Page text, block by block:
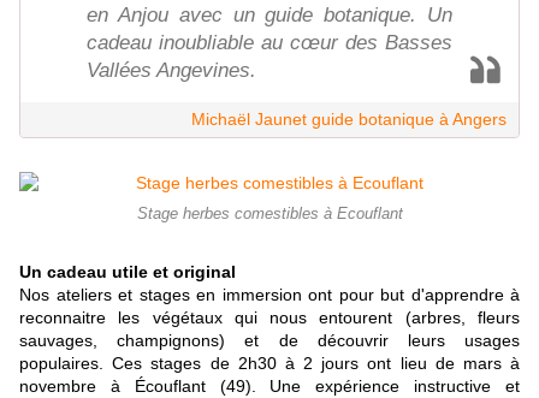
en Anjou avec un guide botanique. Un
cadeau inoubliable au cœur des Basses
Vallées Angevines.
Michaël Jaunet guide botanique à Angers
Stage herbes comestibles à Ecouflant
Un cadeau utile et original
Nos ateliers et stages en immersion ont pour but d'apprendre à
reconnaitre les végétaux qui nous entourent (arbres, fleurs
sauvages, champignons) et de découvrir leurs usages
populaires. Ces stages de 2h30 à 2 jours ont lieu de mars à
novembre à Écouflant (49). Une expérience instructive et